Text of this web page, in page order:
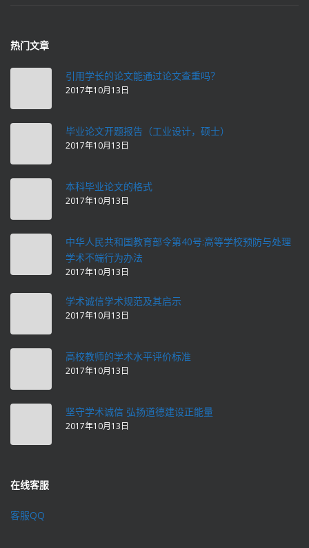
热门文章
引用学长的论文能通过论文查重吗？
2017年10月13日
毕业论文开题报告（工业设计，硕士）
2017年10月13日
本科毕业论文的格式
2017年10月13日
中华人民共和国教育部令第40号:高等学校预防与处理
学术不端行为办法
2017年10月13日
学术诚信学术规范及其启示
2017年10月13日
高校教师的学术水平评价标准
2017年10月13日
坚守学术诚信 弘扬道德建设正能量
2017年10月13日
在线客服
客服QQ